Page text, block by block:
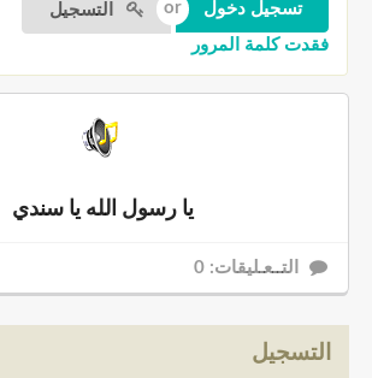
التسجيل
فقدت كلمة المرور
يا رسول الله يا سندي
التــعـليقات: 0
التسجيل